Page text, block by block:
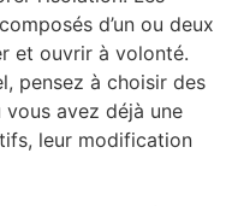
d’un ou deux
et ouvrir à volonté.
pensez à choisir des
avez déjà une
leur modification